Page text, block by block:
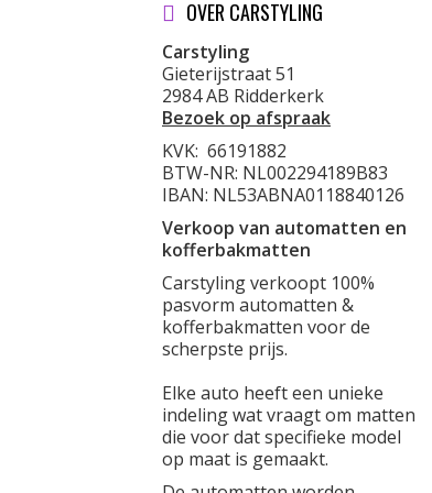
OVER CARSTYLING
Carstyling
Gieterijstraat 51
2984 AB Ridderkerk
Bezoek op afspraak
KVK: 66191882
BTW-NR: NL002294189B83
IBAN: NL53ABNA0118840126
Verkoop van automatten en
kofferbakmatten
Carstyling verkoopt 100%
pasvorm automatten &
kofferbakmatten voor de
scherpste prijs.
Elke auto heeft een unieke
indeling wat vraagt om matten
die voor dat specifieke model
op maat is gemaakt.